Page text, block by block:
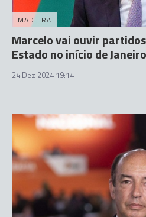
MADEIRA
Marcelo vai ouvir
Estado no início de Janeiro
24 Dez 2024 19:14